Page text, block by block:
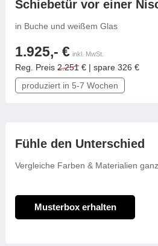
Schiebetür vor einer
in Buche und weißem Glas
1.925,- € inkl. MwSt.
Reg. Preis 2.251 € | spare 326 €
produziert in 5-7 Wochen
Fühle den Unterschied
Vergleiche Farben & Materialien
Musterbox erhalten